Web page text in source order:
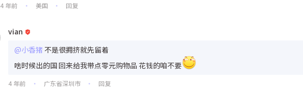
4 年前 • 美国 • 回复
vian
@小香猪不是很拥挤就先留着
啥时候出的国 回来给我带点零元购物品 花钱的咱不要
4 年前 • 广东省深圳市 • 回复